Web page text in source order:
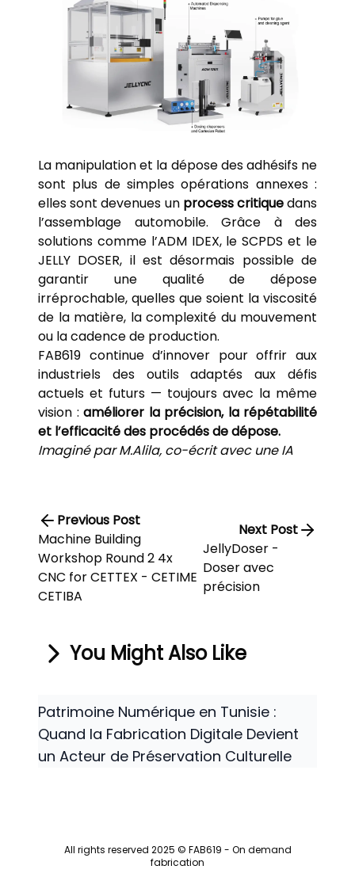
La manipulation et la dépose des adhésifs ne
sont plus de simples opérations annexes :
elles sont devenues un process critiquedans
l’assemblage automobile. Grâce à des
solutions comme l’ADM IDEX, le SCPDS et le
JELLY DOSER, il est désormais possible de
garantir une qualité de dépose
irréprochable, quelles que soient la viscosité
de la matière, la complexité du mouvement
ou la cadence de production.
FAB619 continue d’innover pour offrir aux
industriels des outils adaptés aux défis
actuels et futurs — toujours avec la même
vision : améliorer la précision, la répétabilité
et l’efficacité des procédés de dépose.
Imaginé par M.Alila, co-écrit avec une IA
Previous Post
Machine Building
Workshop Round 2 4x
CNC for CETTEX - CETIME
CETIBA
Next Post
JellyDoser -
Doser avec
précision
You Might Also Like
Patrimoine Numérique en Tunisie :
Quand la Fabrication Digitale Devient
un Acteur de Préservation Culturelle
All rights reserved 2025 © FAB619 - On demand
fabrication